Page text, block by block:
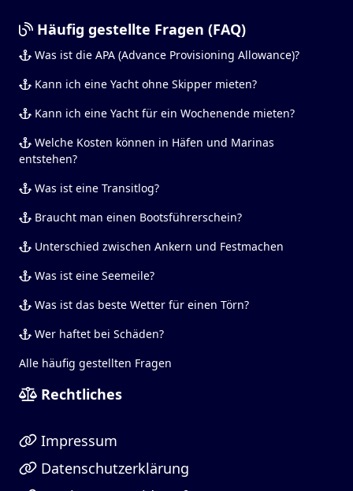
Häufig gestellte Fragen (FAQ)
Was ist die APA (Advance Provisioning Allowance)?
Kann ich eine Yacht ohne Skipper mieten?
Kann ich eine Yacht für ein Wochenende mieten?
Welche Kosten können in Häfen und Marinas
entstehen?
Was ist eine Transitlog?
Braucht man einen Bootsführerschein?
Unterschied zwischen Ankern und Festmachen
Was ist eine Seemeile?
Was ist das beste Wetter für einen Törn?
Wer haftet bei Schäden?
Alle häufig gestellten Fragen
Rechtliches
Impressum
Datenschutzerklärung